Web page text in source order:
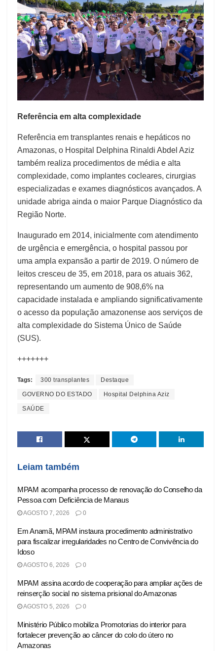
Referência em alta complexidade
Referência em transplantes renais e hepáticos no
Amazonas, o Hospital Delphina Rinaldi Abdel Aziz
também realiza procedimentos de média e alta
complexidade, como implantes cocleares, cirurgias
especializadas e exames diagnósticos avançados. A
unidade abriga ainda o maior Parque Diagnóstico da
Região Norte.
Inaugurado em 2014, inicialmente com atendimento
de urgência e emergência, o hospital passou por
uma ampla expansão a partir de 2019. O número de
leitos cresceu de 35, em 2018, para os atuais 362,
representando um aumento de 908,6% na
capacidade instalada e ampliando significativamente
o acesso da população amazonense aos serviços de
alta complexidade do Sistema Único de Saúde
(SUS).
+++++++
Tags: 300 transplantes Destaque
GOVERNO DO ESTADO Hospital Delphina Aziz
SAÚDE
Leiam também
MPAM acompanha processo de renovação do Conselho da
Pessoa com Deficiência de Manaus
AGOSTO 7, 2026 0
Em Anamã, MPAM instaura procedimento administrativo
para fiscalizar irregularidades no Centro de Convivência do
Idoso
AGOSTO 6, 2026 0
MPAM assina acordo de cooperação para ampliar ações de
reinserção social no sistema prisional do Amazonas
AGOSTO 5, 2026 0
Ministério Público mobiliza Promotorias do interior para
fortalecer prevenção ao câncer do colo do útero no
Amazonas